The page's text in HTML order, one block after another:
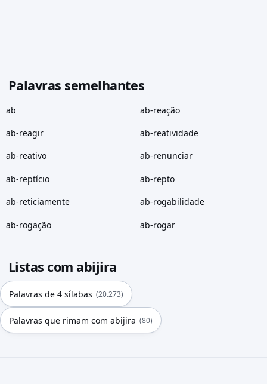
Palavras semelhantes
ab ab-reação
ab-reagir ab-reatividade
ab-reativo ab-renunciar
ab-reptício ab-repto
ab-reticiamente ab-rogabilidade
ab-rogação ab-rogar
Listas com abijira
Palavras de 4 sílabas (20.273)
Palavras que rimam com abijira (80)